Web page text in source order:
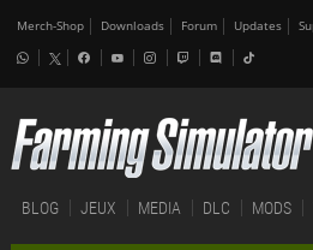
Merch-Shop Downloads Forum Updates
BLOG JEUX MEDIA DLC MODS